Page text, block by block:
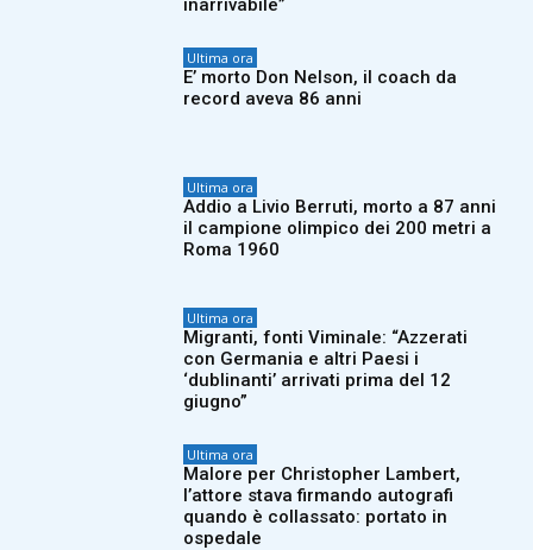
inarrivabile”
Ultima ora
E’ morto Don Nelson, il coach da
record aveva 86 anni
Ultima ora
Addio a Livio Berruti, morto a 87 anni
il campione olimpico dei 200 metri a
Roma 1960
Ultima ora
Migranti, fonti Viminale: “Azzerati
con Germania e altri Paesi i
‘dublinanti’ arrivati prima del 12
giugno”
Ultima ora
Malore per Christopher Lambert,
l’attore stava firmando autografi
quando è collassato: portato in
ospedale